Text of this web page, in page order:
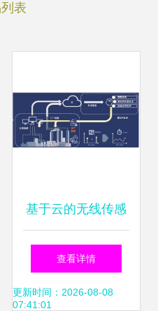
表
基于云的无线传感
技术与云的数据管
理技术服务咨询指
查看详情
更新时间：2026-08-08
07:41:01